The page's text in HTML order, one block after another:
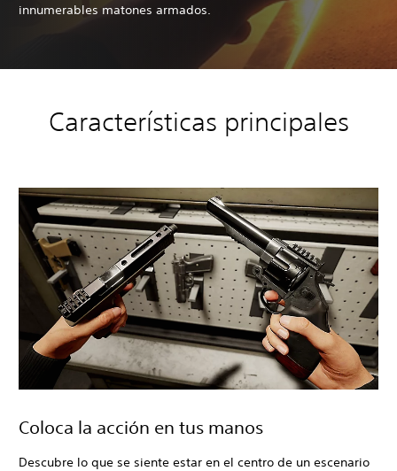
innumerables matones armados.
Características principales
Coloca la acción en tus manos
Descubre lo que se siente estar en el centro de un escenario